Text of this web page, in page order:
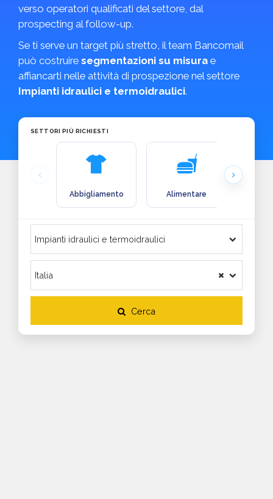
verso operatori qualificati del settore, dal
prospecting al follow-up.
Se ti serve un target più stretto, il team Bancomail
può costruire segmentazioni su misura e
affiancarti nelle attività di prospezione nel settore
Impianti idraulici e termoidraulici.
SETTORI PIÙ RICHIESTI
Abbigliamento Alimentare
Cerca